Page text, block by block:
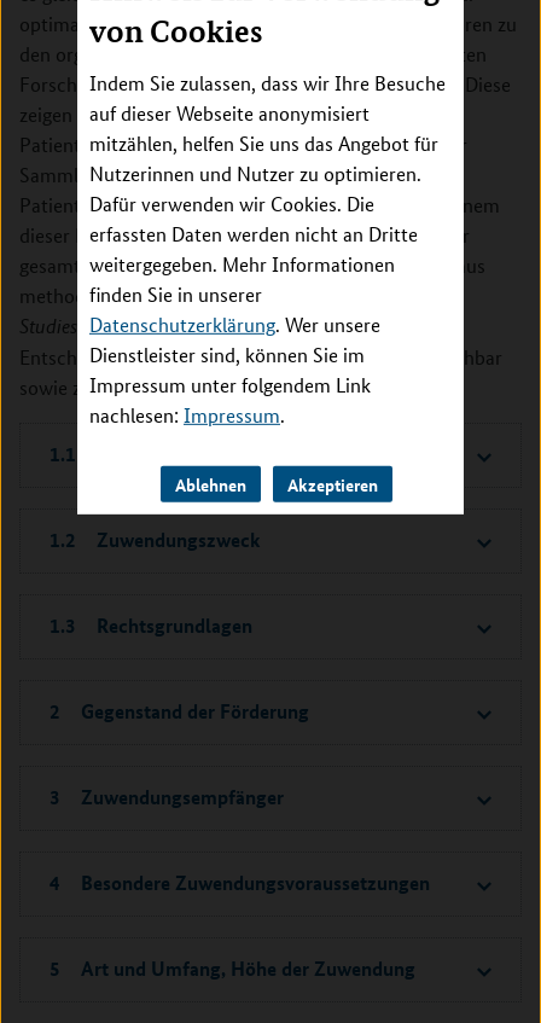
von Cookies
Indem Sie zulassen, dass wir Ihre Besuche
auf dieser Webseite anonymisiert
mitzählen, helfen Sie uns das Angebot für
Nutzerinnen und Nutzer zu optimieren.
Dafür verwenden wir Cookies. Die
erfassten Daten werden nicht an Dritte
weitergegeben. Mehr Informationen
finden Sie in unserer
Datenschutzerklärung. Wer unsere
Dienstleister sind, können Sie im
Impressum unter folgendem Link
nachlesen: Impressum.
Ablehnen Akzeptieren
optimalen Durchführung klinischer Studien. Sie gehören zu
den organisatorisch und methodisch anspruchsvollsten
Forschungsprojekten mit vielen Herausforderungen. Diese
zeigen sich zum Beispiel in den Bereichen der
Patientenrekrutierung, der Studiendurchführung, der
Sammlung von Daten oder der Studienadhärenz von
Patientinnen und Patienten. Jede Entscheidung zu einem
dieser Punkte kann Auswirkungen auf den Verlauf der
gesamten Studie haben. Hier ist belastbare Evidenz aus
methodischen Begleitforschungsprojekten (SWATs –
Studies within a trial) notwendig, die zeigen, welche
Entscheidungen die besten sind, um eine Studie machbar
sowie zeit- und ressourceneffizient durchzuführen.
1.1 Förderziel
1.2 Zuwendungszweck
1.3 Rechtsgrundlagen
2 Gegenstand der Förderung
3 Zuwendungsempfänger
4 Besondere Zuwendungsvoraussetzungen
5 Art und Umfang, Höhe der Zuwendung